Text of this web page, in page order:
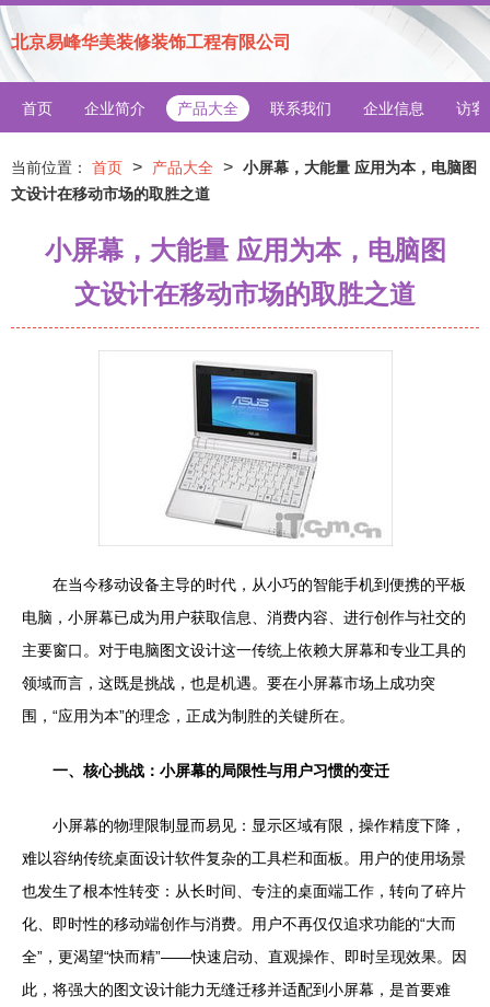
北京易峰华美装修装饰工程有限公司
首页 企业简介 产品大全 联系我们 企业信息 访客
当前位置： 首页 > 产品大全 > 小屏幕，大能量 应用为本，电脑图
文设计在移动市场的取胜之道
小屏幕，大能量 应用为本，电脑图
文设计在移动市场的取胜之道
在当今移动设备主导的时代，从小巧的智能手机到便携的平板
电脑，小屏幕已成为用户获取信息、消费内容、进行创作与社交的
主要窗口。对于电脑图文设计这一传统上依赖大屏幕和专业工具的
领域而言，这既是挑战，也是机遇。要在小屏幕市场上成功突
围，“应用为本”的理念，正成为制胜的关键所在。
一、核心挑战：小屏幕的局限性与用户习惯的变迁
小屏幕的物理限制显而易见：显示区域有限，操作精度下降，
难以容纳传统桌面设计软件复杂的工具栏和面板。用户的使用场景
也发生了根本性转变：从长时间、专注的桌面端工作，转向了碎片
化、即时性的移动端创作与消费。用户不再仅仅追求功能的“大而
全”，更渴望“快而精”——快速启动、直观操作、即时呈现效果。因
此，将强大的图文设计能力无缝迁移并适配到小屏幕，是首要难